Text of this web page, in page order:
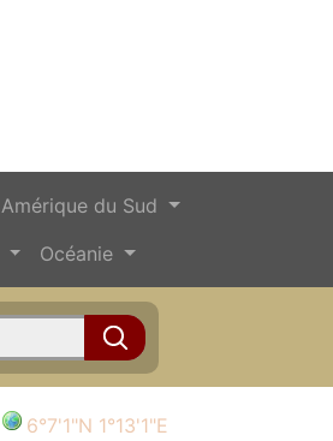
Amérique du Sud
Océanie
6°7'1"N 1°13'1"E